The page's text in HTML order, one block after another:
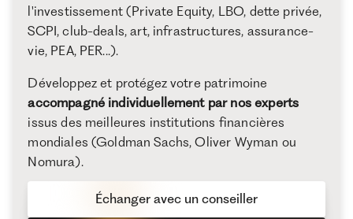
l'investissement (Private Equity, LBO, dette privée,
SCPI, club-deals, art, infrastructures, assurance-
vie, PEA, PER...).
Développez et protégez votre patrimoine
accompagné individuellement par nos experts
issus des meilleures institutions financières
mondiales (Goldman Sachs, Oliver Wyman ou
Nomura).
Échanger avec un conseiller